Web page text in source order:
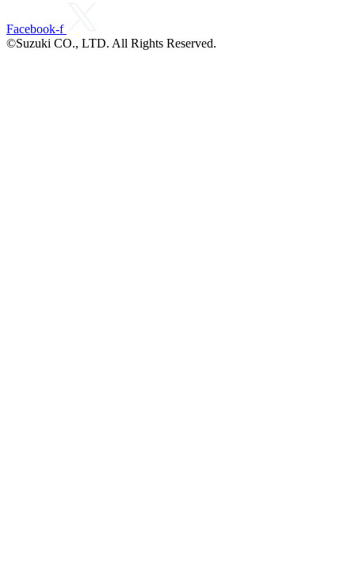
Facebook-f
©Suzuki CO., LTD. All Rights Reserved.